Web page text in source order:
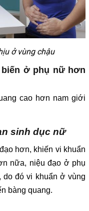
ở vùng chậu
biến ở phụ nữ hơn
cao hơn nam giới
sinh dục nữ
hơn, khiến vi khuẩn
nữa, niệu đạo ở phụ
đó vi khuẩn ở vùng
bàng quang.